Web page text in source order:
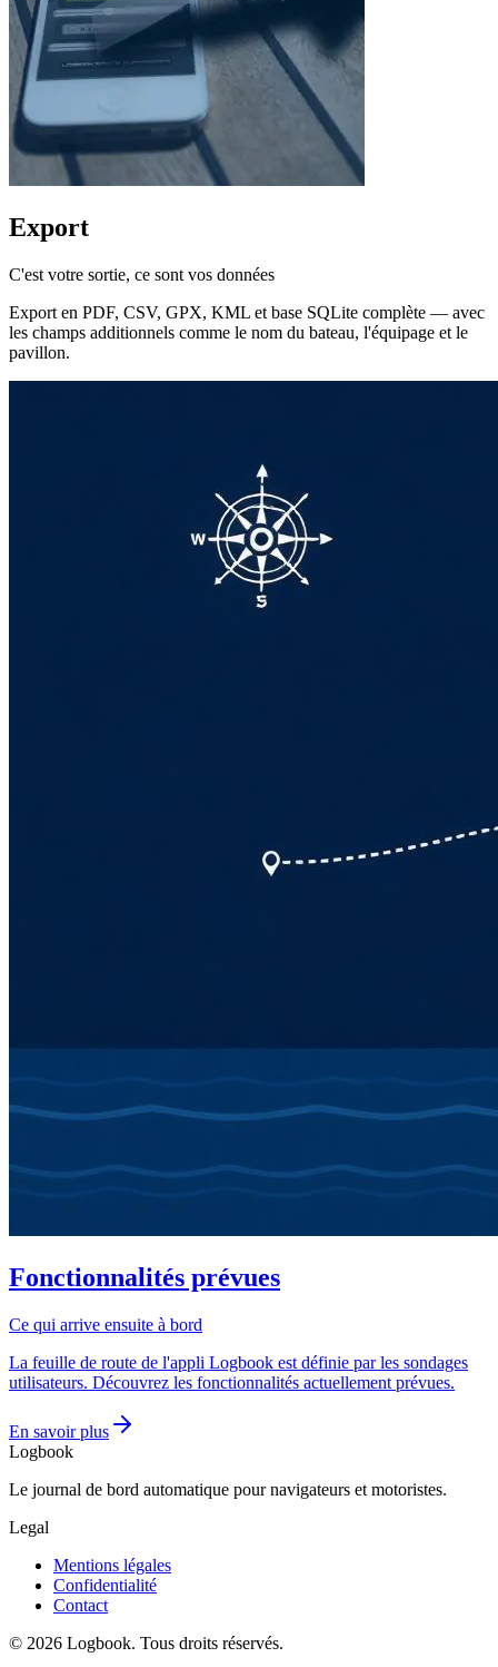
Export
C'est votre sortie, ce sont vos données
Export en PDF, CSV, GPX, KML et base SQLite complète — avec
les champs additionnels comme le nom du bateau, l'équipage et le
pavillon.
Fonctionnalités prévues
Ce qui arrive ensuite à bord
La feuille de route de l'appli Logbook est définie par les sondages
utilisateurs. Découvrez les fonctionnalités actuellement prévues.
En savoir plus
Logbook
Le journal de bord automatique pour navigateurs et motoristes.
Legal
Mentions légales
Confidentialité
Contact
© 2026 Logbook. Tous droits réservés.